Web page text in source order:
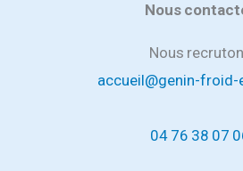
Nous
Nous
accueil@genin-
04 76 38 07